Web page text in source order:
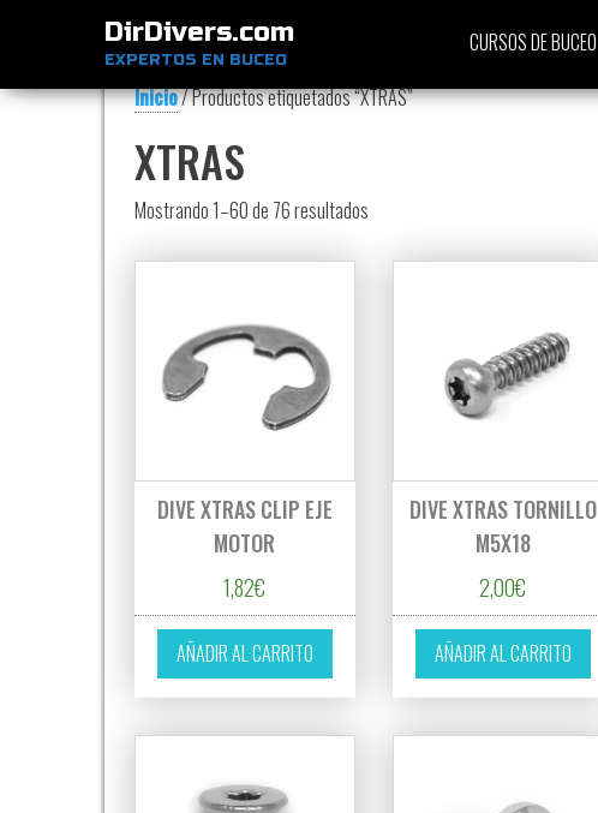
DirDivers.com
EXPERTOS EN BUCEO
CURSOS DE BUCEO
Inicio/ Productos etiquetados “XTRAS”
XTRAS
Mostrando 1–60 de 76 resultados
DIVE XTRAS CLIP EJE
MOTOR
1,82€
AÑADIR AL CARRITO
DIVE XTRAS TORNILLO
M5X18
2,00€
AÑADIR AL CARRITO